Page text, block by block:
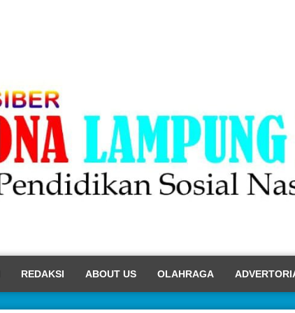
REDAKSI ABOUT US OLAHRAGA